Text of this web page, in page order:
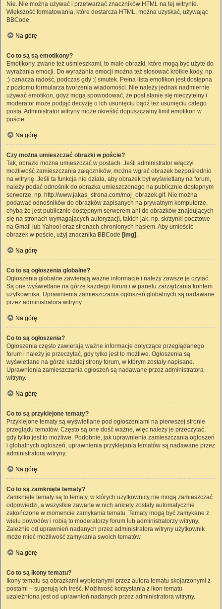
Nie. Nie można używać i przetwarzać znaczników HTML na tej witrynie.
Większość formatowania, które dostarcza HTML, można uzyskać, używając
BBCode.
Na górę
Co to są są emotikony?
Emotikony, zwane też uśmieszkami, to małe obrazki, które mogą być użyte do
wyrażania emocji. Do wyrażania emocji można też stosować krótkie kody, np.
:) oznacza radość, podczas gdy :( smutek. Pełna lista emotikon jest dostępna
z poziomu formularza tworzenia wiadomości. Nie należy jednak nadmiernie
używać emotikon, gdyż mogą spowodować, że post stanie się nieczytelny i
moderator może podjąć decyzję o ich usunięciu bądź też usunięciu całego
posta. Administrator witryny może określić dopuszczalny limit emotikon w
poście.
Na górę
Czy można umieszczać obrazki w poście?
Tak, obrazki można umieszczać w postach. Jeśli administrator włączył
możliwość zamieszczania załączników, można wgrać obrazek bezpośrednio
na witrynę. Jeśli ta funkcja nie działa, aby obrazek był wyświetlany na forum,
należy podać odnośnik do obrazka umieszczonego na publicznie dostępnym
serwerze, np. http://www.jakas_strona.com/moj_obrazek.gif. Nie można
podawać odnośników do obrazków zapisanych na prywatnym komputerze,
chyba że jest publicznie dostępnym serwerem ani do obrazków znajdujących
się na stronach wymagających autoryzacji, takich jak, np. skrzynki pocztowe
na Gmail lub Yahoo! oraz stronach chronionych hasłem. Aby umieścić
obrazek w poście, użyj znacznika BBCode [img] .
Na górę
Co to są ogłoszenia globalne?
Ogłoszenia globalne zawierają ważne informacje i należy zawsze je czytać.
Są one wyświetlane na górze każdego forum i w panelu zarządzania kontem
użytkownika. Uprawnienia zamieszczania ogłoszeń globalnych są nadawane
przez administratora witryny.
Na górę
Co to są ogłoszenia?
Ogłoszenia często zawierają ważne informacje dotyczące przeglądanego
forum i należy je przeczytać, gdy tylko jest to możliwe. Ogłoszenia są
wyświetlane na górze każdej strony forum, w którym zostały napisane.
Uprawnienia zamieszczania ogłoszeń są nadawane przez administratora
witryny.
Na górę
Co to są przyklejone tematy?
Przyklejone tematy są wyświetlane pod ogłoszeniami na pierwszej stronie
przeglądu tematów. Często są one dość ważne, więc należy je przeczytać,
gdy tylko jest to możliwe. Podobnie, jak uprawnienia zamieszczania ogłoszeń
i globalnych ogłoszeń, uprawnienia przyklejania tematów są nadawane przez
administratora witryny.
Na górę
Co to są zamknięte tematy?
Zamknięte tematy są to tematy, w których użytkownicy nie mogą zamieszczać
odpowiedzi, a wszystkie zawarte w nich ankiety zostały automatycznie
zakończone w momencie zamykania tematu. Tematy mogą być zamykane z
wielu powodów i robią to moderatorzy forum lub administratorzy witryny.
Zależnie od uprawnień nadanych przez administratora witryny użytkownik
może mieć możliwość zamykania swoich tematów.
Na górę
Co to są ikony tematu?
Ikony tematu są obrazkami wybieranymi przez autora tematu skojarzonymi z
postami – sugerują ich treść. Możliwość korzystania z ikon tematu
uzależniona jest od uprawnień nadanych przez administratora witryny.